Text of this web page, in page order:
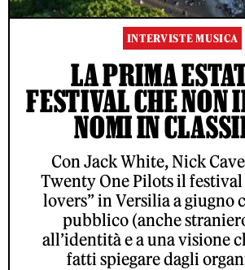
INTERVISTE MUSICA
LA PRIMA
FESTIVAL CHE NON
NOMI IN
Con Jack White, Nick
Twenty One Pilots il
lovers” in Versilia a giugno
pubblico (anche
all’identità e a una visione
fatti spiegare dagli